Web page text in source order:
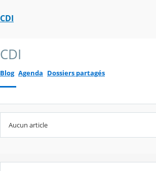
CDI
CDI
Blog Agenda Dossiers partagés
Aucun article